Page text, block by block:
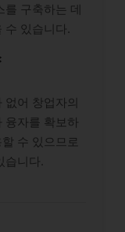
를 구축하는 데
수 있습니다.
어 창업자의
융자를 확보하
수 있으므로
습니다.